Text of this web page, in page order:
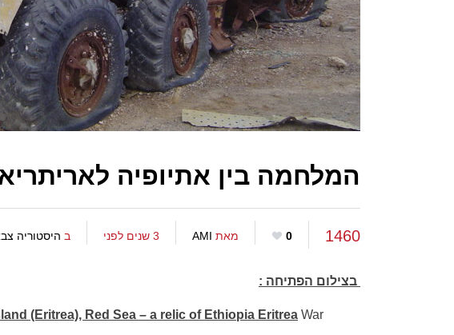
המלחמה בין אתיופיה
1460
0 מאת AMI 3 שנים לפני ב היסטוריה
בצילום הפתיחה :
(Eritrea), Red Sea – a relic of Ethiopia Eritrea War